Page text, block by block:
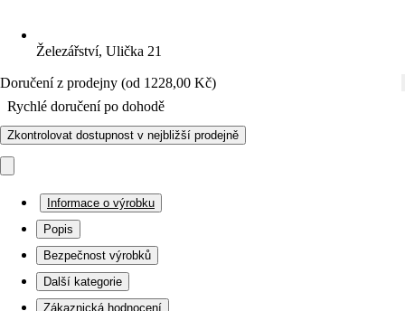
Železářství, Ulička 21
Doručení z prodejny (od 1228,00 Kč)
Rychlé doručení po dohodě
Zkontrolovat dostupnost v nejbližší prodejně
Informace o výrobku
Popis
Bezpečnost výrobků
Další kategorie
Zákaznická hodnocení